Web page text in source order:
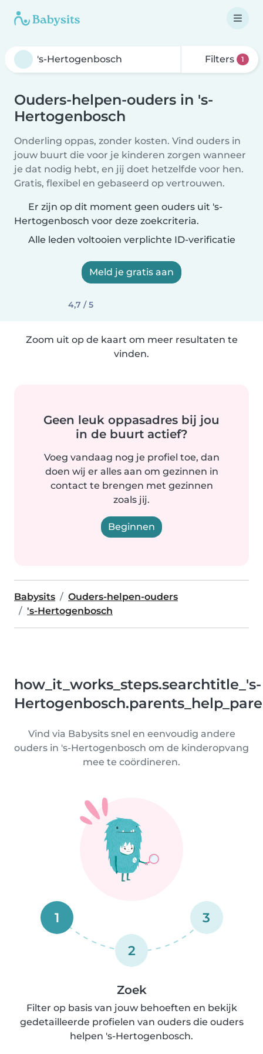
Filters 1
Ouders-helpen-ouders in 's-
Hertogenbosch
Onderling oppas, zonder kosten. Vind ouders in
jouw buurt die voor je kinderen zorgen wanneer
je dat nodig hebt, en jij doet hetzelfde voor hen.
Gratis, flexibel en gebaseerd op vertrouwen.
Er zijn op dit moment geen ouders uit 's-
Hertogenbosch voor deze zoekcriteria.
Alle leden voltooien verplichte ID-verificatie
Meld je gratis aan
4,7 / 5
Zoom uit op de kaart om meer resultaten te
vinden.
Geen leuk oppasadres bij jou
in de buurt actief?
Voeg vandaag nog je profiel toe, dan
doen wij er alles aan om gezinnen in
contact te brengen met gezinnen
zoals jij.
Beginnen
Babysits
Ouders-helpen-ouders
's-Hertogenbosch
how_it_works_steps.searchtitle_'s-
Vind via Babysits snel en eenvoudig andere
ouders in 's-Hertogenbosch om de kinderopvang
mee te coördineren.
1
2
3
Zoek
Filter op basis van jouw behoeften en bekijk
gedetailleerde profielen van ouders die ouders
helpen 's-Hertogenbosch.